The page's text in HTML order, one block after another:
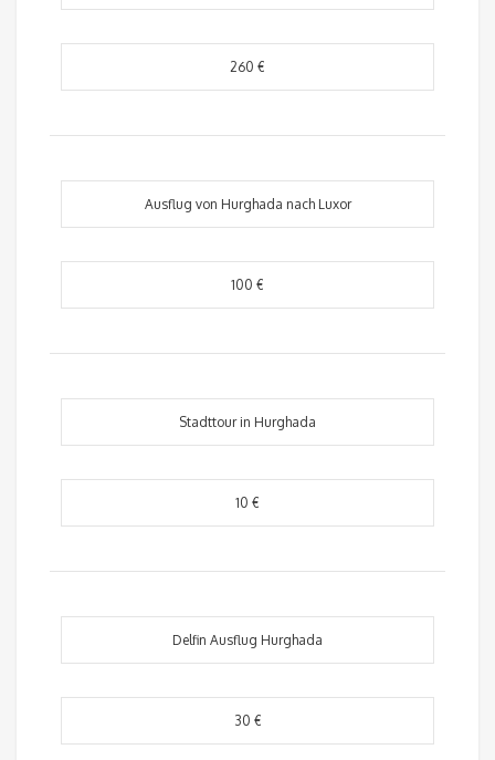
260 €
Ausflug von Hurghada nach Luxor
100 €
Stadttour in Hurghada
10 €
Delfin Ausflug Hurghada
30 €